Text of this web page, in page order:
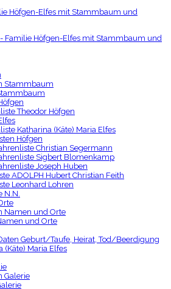
Stammbaum
Theodor Höfgen
Katharina (Käte) Maria Elfes
Höfgen
Christian Segermann
Sigbert Blomenkamp
Joseph Huben
ADOLPH Hubert Christian Feith
Leonhard Lohren
N.N.
Namen und Orte
und Orte
Geburt/Taufe, Heirat, Tod/Beerdigung
(Käte) Maria Elfes
Galerie